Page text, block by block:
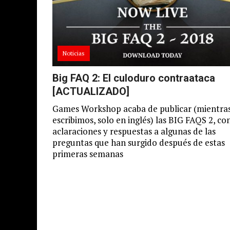
Noticias
Big FAQ 2: El culoduro contraataca
[ACTUALIZADO]
Games Workshop acaba de publicar
escribimos, solo en inglés) las BIG FAQS 2,
aclaraciones y respuestas a algunas de las
preguntas que han surgido después de estas
primeras semanas